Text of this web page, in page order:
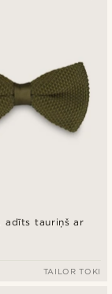
adīts tauriņš ar
TAILOR TOKI